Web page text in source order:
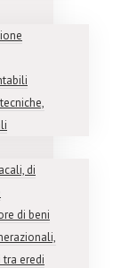
di
di beni
eredi